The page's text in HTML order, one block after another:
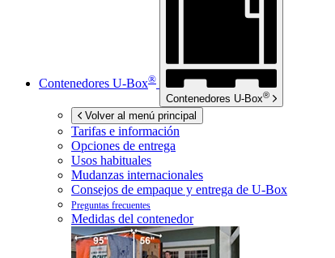
Contenedores U-Box®
Contenedores U-Box®
Volver al menú principal
Tarifas e información
Opciones de entrega
Usos habituales
Mudanzas internacionales
Consejos de empaque y entrega de U-Box
Preguntas frecuentes
Medidas del contenedor